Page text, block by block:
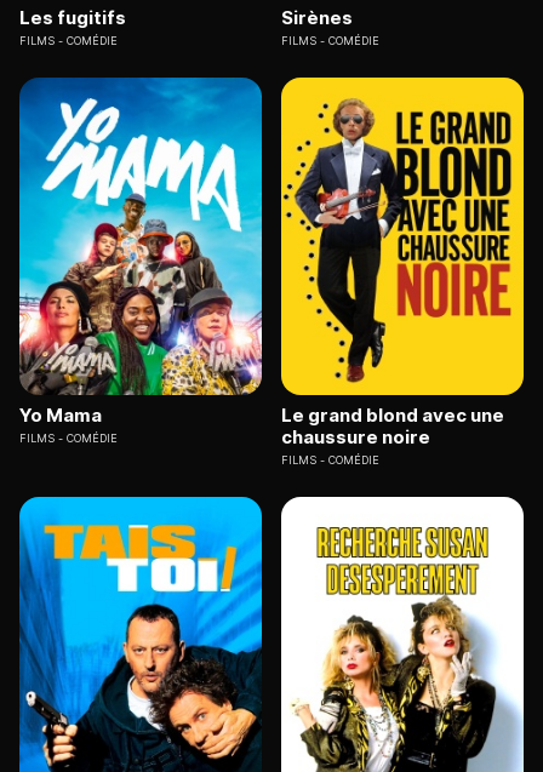
Les fugitifs
FILMS COMÉDIE
Sirènes
FILMS COMÉDIE
Yo Mama
FILMS COMÉDIE
Le grand blond avec une
chaussure noire
FILMS COMÉDIE